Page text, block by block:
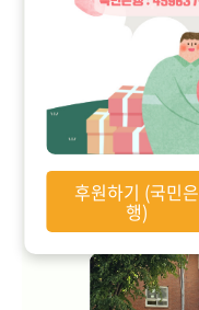
후원하기 (국민은
행)